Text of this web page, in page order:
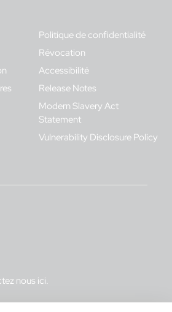
Politique de confidentialité
Révocation
Accessibilité
Release Notes
Modern Slavery Act
Statement
Vulnerability Disclosure Policy
nous ici.